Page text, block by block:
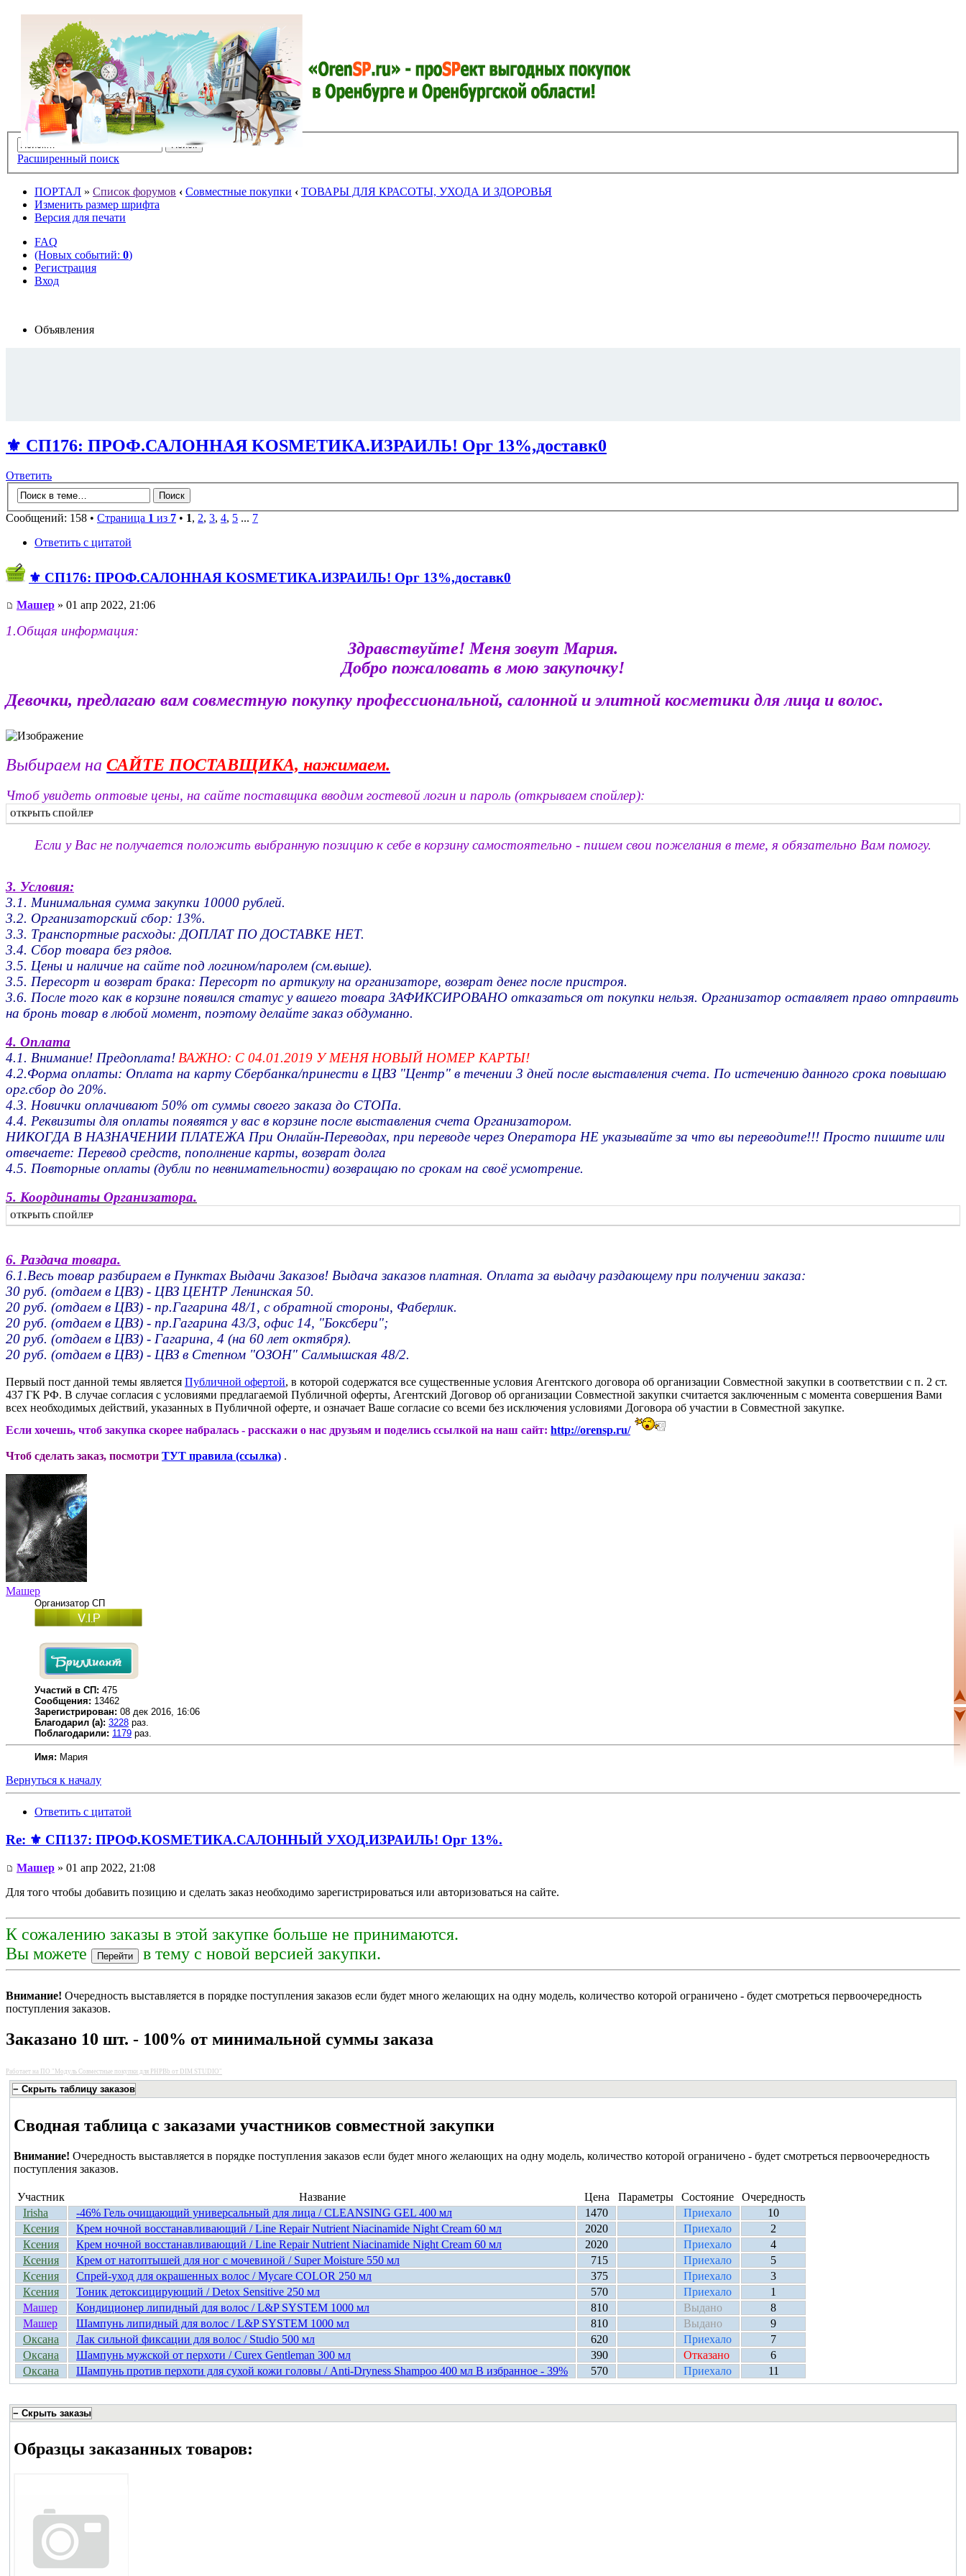
Расширенный поиск
ПОРТАЛ » Список форумов ‹ Совместные покупки ‹ ТОВАРЫ ДЛЯ КРАСОТЫ, УХОДА И ЗДОРОВЬЯ
Изменить размер шрифта
Версия для печати
FAQ
(Новых событий: 0)
Регистрация
Вход
Объявления
⚜️ СП176: ПРОФ.САЛОННАЯ KОSMЕТИКA.ИЗРАИЛЬ! Орг 13%,доставк0
Ответить
Сообщений: 158 • Страница 1 из 7 • 1, 2, 3, 4, 5 ... 7
Ответить с цитатой
⚜️ СП176: ПРОФ.САЛОННАЯ KОSMЕТИКA.ИЗРАИЛЬ! Орг 13%,доставк0
Машер » 01 апр 2022, 21:06
1.Общая информация:
Здравствуйте! Меня зовут Мария.
Добро пожаловать в мою закупочку!
Девочки, предлагаю вам совместную покупку профессиональной, салонной и элитной косметики для лица и волос.
Выбираем на САЙТЕ ПОСТАВЩИКА, нажимаем.
Чтоб увидеть оптовые цены, на сайте поставщика вводим гостевой логин и пароль (открываем спойлер):
ОТКРЫТЬ СПОЙЛЕР
Если у Вас не получается положить выбранную позицию к себе в корзину самостоятельно - пишем свои пожелания в теме, я обязательно Вам помогу.
3. Условия:
3.1. Минимальная сумма закупки 10000 рублей.
3.2. Организаторский сбор: 13%.
3.3. Транспортные расходы: ДОПЛАТ ПО ДОСТАВКЕ НЕТ.
3.4. Сбор товара без рядов.
3.5. Цены и наличие на сайте под логином/паролем (см.выше).
3.5. Пересорт и возврат брака: Пересорт по артикулу на организаторе, возврат денег после пристроя.
3.6. После того как в корзине появился статус у вашего товара ЗАФИКСИРОВАНО отказаться от покупки нельзя. Организатор оставляет право отправить
на бронь товар в любой момент, поэтому делайте заказ обдуманно.
4. Оплата
4.1. Внимание! Предоплата!ВАЖНО: С 04.01.2019 У МЕНЯ НОВЫЙ НОМЕР КАРТЫ!
4.2.Форма оплаты: Оплата на карту Сбербанка/принести в ЦВЗ "Центр" в течении 3 дней после выставления счета. По истечению данного срока повышаю
орг.сбор до 20%.
4.3. Новички оплачивают 50% от суммы своего заказа до СТОПа.
4.4. Реквизиты для оплаты появятся у вас в корзине после выставления счета Организатором.
НИКОГДА В НАЗНАЧЕНИИ ПЛАТЕЖА При Онлайн-Переводах, при переводе через Оператора НЕ указывайте за что вы переводите!!! Просто пишите или
отвечаете: Перевод средств, пополнение карты, возврат долга
4.5. Повторные оплаты (дубли по невнимательности) возвращаю по срокам на своё усмотрение.
5. Координаты Организатора.
ОТКРЫТЬ СПОЙЛЕР
6. Раздача товара.
6.1.Весь товар разбираем в Пунктах Выдачи Заказов! Выдача заказов платная. Оплата за выдачу раздающему при получении заказа:
30 руб. (отдаем в ЦВЗ) - ЦВЗ ЦЕНТР Ленинская 50.
20 руб. (отдаем в ЦВЗ) - пр.Гагарина 48/1, с обратной стороны, Фаберлик.
20 руб. (отдаем в ЦВЗ) - пр.Гагарина 43/3, офис 14, "Боксбери";
20 руб. (отдаем в ЦВЗ) - Гагарина, 4 (на 60 лет октября).
20 руб. (отдаем в ЦВЗ) - ЦВЗ в Степном "ОЗОН" Салмышская 48/2.
Первый пост данной темы является Публичной офертой, в которой содержатся все существенные условия Агентского договора об организации Совместной закупки в соответствии с п. 2 ст.
437 ГК РФ. В случае согласия с условиями предлагаемой Публичной оферты, Агентский Договор об организации Совместной закупки считается заключенным с момента совершения Вами
всех необходимых действий, указанных в Публичной оферте, и означает Ваше согласие со всеми без исключения условиями Договора об участии в Совместной закупке.
Если хочешь, чтоб закупка скорее набралась - расскажи о нас друзьям и поделись ссылкой на наш сайт: http://orensp.ru/
Чтоб сделать заказ, посмотри ТУТ правила (ссылка) .
Машер
Организатор СП
Участий в СП: 475
Сообщения: 13462
Зарегистрирован: 08 дек 2016, 16:06
Благодарил (а): 3228 раз.
Поблагодарили: 1179 раз.
Имя: Мария
Вернуться к началу
Ответить с цитатой
Re: ⚜️ СП137: ПРОФ.KОSMЕТИКA.САЛОННЫЙ УХОД.ИЗРАИЛЬ! Орг 13%.
Машер » 01 апр 2022, 21:08
Для того чтобы добавить позицию и сделать заказ необходимо зарегистрироваться или авторизоваться на сайте.
К сожалению заказы в этой закупке больше не принимаются.
Вы можете
в тему с новой версией закупки.
Внимание! Очередность выставляется в порядке поступления заказов если будет много желающих на одну модель, количество которой ограничено - будет смотреться первоочередность
поступления заказов.
Заказано 10 шт. - 100% от минимальной суммы заказа
Работает на ПО "Модуль Совместные покупки для PHPBb от DIM STUDIO"
Сводная таблица с заказами участников совместной закупки
Внимание! Очередность выставляется в порядке поступления заказов если будет много желающих на одну модель, количество которой ограничено - будет смотреться первоочередность
поступления заказов.
Участник Название Цена Параметры Состояние
Очередность
Irisha
-46% Гель очищающий универсальный для лица / CLEANSING GEL 400 мл 1470 Приехало
10
Ксения
Крем ночной восстанавливающий / Line Repair Nutrient Niacinamide Night Cream 60 мл 2020 Приехало
2
Ксения
Крем ночной восстанавливающий / Line Repair Nutrient Niacinamide Night Cream 60 мл 2020 Приехало
4
Ксения
Крем от натоптышей для ног с мочевиной / Super Moisture 550 мл 715 Приехало
5
Ксения
Спрей-уход для окрашенных волос / Mycare COLOR 250 мл 375 Приехало
3
Ксения
Тоник детоксицирующий / Detox Sensitive 250 мл 570 Приехало
1
Машер
Кондиционер липидный для волос / L&P SYSTEM 1000 мл 810 Выдано
8
Машер
Шампунь липидный для волос / L&P SYSTEM 1000 мл 810 Выдано
9
Оксана
Лак сильной фиксации для волос / Studio 500 мл 620 Приехало
7
Оксана
Шампунь мужской от перхоти / Curex Gentleman 300 мл 390 Отказано
6
Оксана
Шампунь против перхоти для сухой кожи головы / Anti-Dryness Shampoo 400 мл В избранное - 39% 570 Приехало 11
Образцы заказанных товаров: